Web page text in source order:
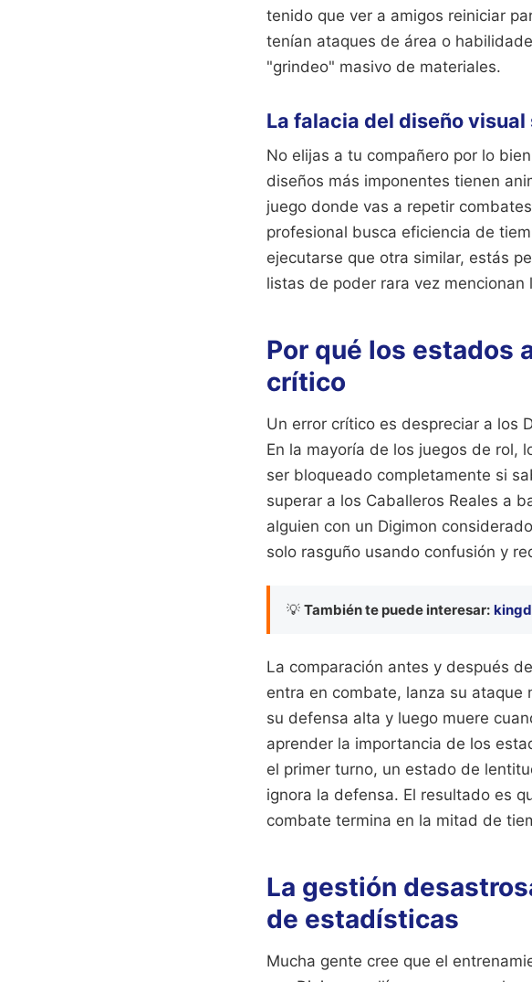
tenido que ver a amigos reiniciar
tenían ataques de área o
"grindeo" masivo de materiales.
La falacia del diseño
No elijas a tu compañero por lo
diseños más imponentes tienen
juego donde vas a repetir
profesional busca eficiencia de
ejecutarse que otra similar, estás
listas de poder rara vez
Por qué los estados
crítico
Un error crítico es despreciar a los
En la mayoría de los juegos de rol,
ser bloqueado completamente si
superar a los Caballeros Reales a
alguien con un Digimon
solo rasguño usando confusión y
💡 También te puede interesar:
La comparación antes y después
entra en combate, lanza su
su defensa alta y luego muere
aprender la importancia de los
el primer turno, un estado de
ignora la defensa. El resultado es
combate termina en la mitad de
La gestión
de estadísticas
Mucha gente cree que el